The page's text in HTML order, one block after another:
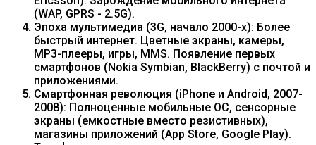
(WAP, GPRS - 2.5G).
Эпоха мультимедиа (3G, начало 2000-х): Более
быстрый интернет. Цветные экраны, камеры,
MP3-плееры, игры, MMS. Появление первых
смартфонов (Nokia Symbian, BlackBerry) с почтой и
приложениями.
Смартфонная революция (iPhone и Android, 2007-
2008): Полноценные мобильные ОС, сенсорные
экраны (емкостные вместо резистивных),
магазины приложений (App Store, Google Play).